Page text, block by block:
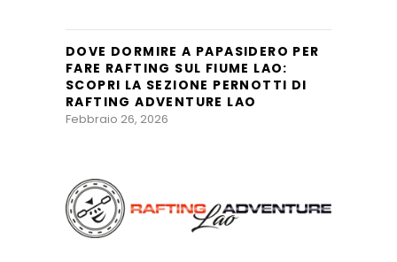
DOVE DORMIRE A PAPASIDERO PER
FARE RAFTING SUL FIUME LAO:
SCOPRI LA SEZIONE PERNOTTI DI
RAFTING ADVENTURE LAO
Febbraio 26, 2026